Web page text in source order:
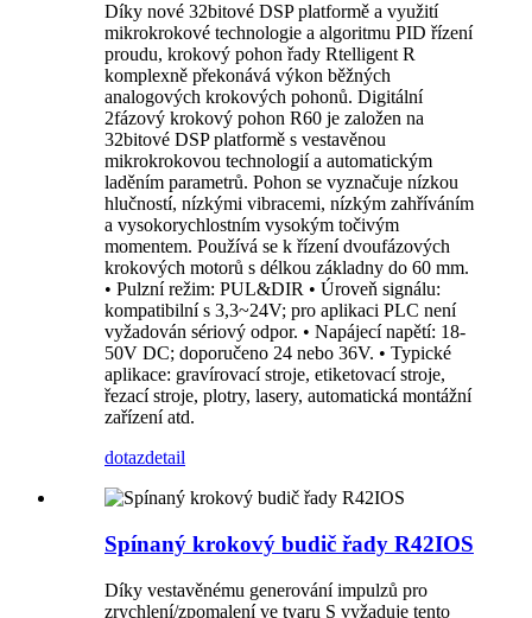
Díky nové 32bitové DSP platformě a využití
mikrokrokové technologie a algoritmu PID řízení
proudu, krokový pohon řady Rtelligent R
komplexně překonává výkon běžných
analogových krokových pohonů. Digitální
2fázový krokový pohon R60 je založen na
32bitové DSP platformě s vestavěnou
mikrokrokovou technologií a automatickým
laděním parametrů. Pohon se vyznačuje nízkou
hlučností, nízkými vibracemi, nízkým zahříváním
a vysokorychlostním vysokým točivým
momentem. Používá se k řízení dvoufázových
krokových motorů s délkou základny do 60 mm.
• Pulzní režim: PUL&DIR • Úroveň signálu:
kompatibilní s 3,3~24V; pro aplikaci PLC není
vyžadován sériový odpor. • Napájecí napětí: 18-
50V DC; doporučeno 24 nebo 36V. • Typické
aplikace: gravírovací stroje, etiketovací stroje,
řezací stroje, plotry, lasery, automatická montážní
zařízení atd.
dotazdetail
Spínaný krokový budič řady R42IOS
Díky vestavěnému generování impulzů pro
zrychlení/zpomalení ve tvaru S vyžaduje tento